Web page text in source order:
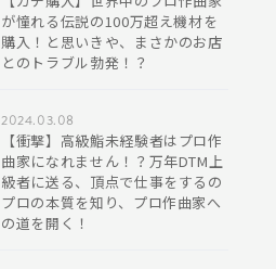
が憧れる伝説の100万超え機材を
購入！と思いきや、まさかのお店
とのトラブル勃発！？
2024.03.08
【衝撃】高級鮨未経験者はプロ作
曲家になれません！？万年DTM上
級者に送る、頂点で仕事をするの
プロの本質を知り、プロ作曲家へ
の道を開く！